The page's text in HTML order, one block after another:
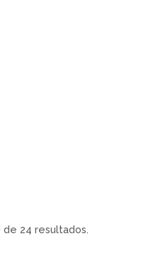
24 resultados.